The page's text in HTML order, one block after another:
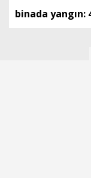
binada yangın: